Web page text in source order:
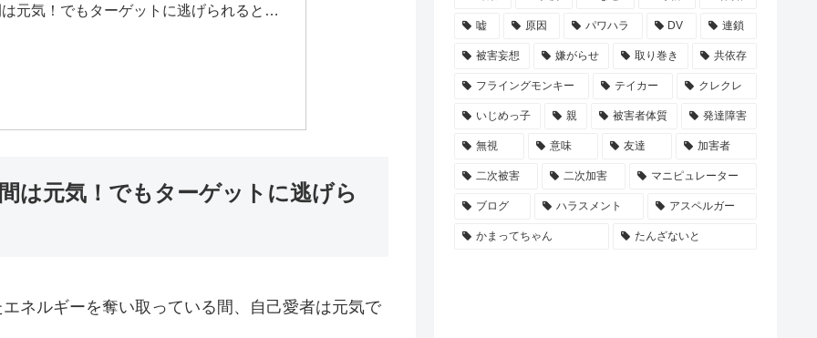
元気！でもターゲットに逃げられると…
は元気！でもターゲットに逃げら
ネルギーを奪い取っている間、自己愛者は元気で
嘘 原因 パワハラ DV 連鎖
被害妄想 嫌がらせ 取り巻き 共依存
フライングモンキー テイカー クレクレ
いじめっ子 親 被害者体質 発達障害
無視 意味 友達 加害者
二次被害 二次加害 マニピュレーター
ブログ ハラスメント アスペルガー
かまってちゃん たんざないと